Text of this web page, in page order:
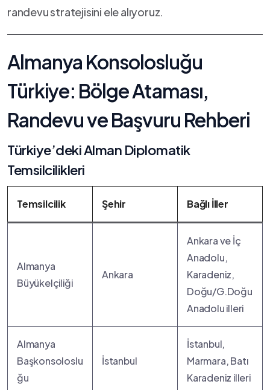
randevu stratejisini ele alıyoruz.
Almanya Konsolosluğu
Türkiye: Bölge Ataması,
Randevu ve Başvuru Rehberi
Türkiye’deki Alman Diplomatik
Temsilcilikleri
Temsilcilik Şehir Bağlı İller
Almanya
Büyükelçiliği
Ankara
Ankara ve İç
Anadolu,
Karadeniz,
Doğu/G.Doğu
Anadolu illeri
Almanya
Başkonsoloslu
ğu
İstanbul
İstanbul,
Marmara, Batı
Karadeniz illeri